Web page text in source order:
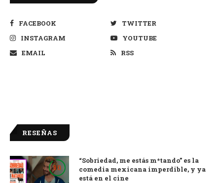
FACEBOOK
TWITTER
INSTAGRAM
YOUTUBE
EMAIL
RSS
RESEÑAS
9.0
“Sobriedad, me estás m*tando” es la
comedia mexicana imperdible, y ya
está en el cine